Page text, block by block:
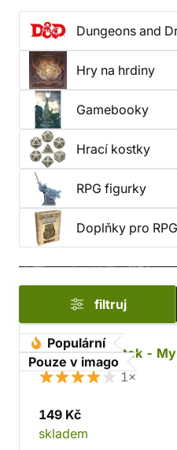
Začínáš? Jdi nejdřív do
České tituly vydáváme i
Dungeons and
Hry na hrdiny
Gamebooky
Hrací kostky
RPG figurky
Doplňky pro RPG
filtruj
Populární
Pouze v imago
Sada RPG kostek -
1×
149 Kč
skladem